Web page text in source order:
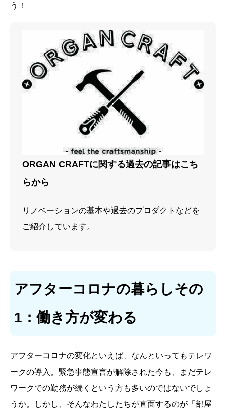
う！
ORGAN CRAFTに関する過去の記事はこち
らから
リノベーションの基本や過去のプロダクトなどを
ご紹介しています。
アフターコロナの暮らしその
1：働き方が変わる
アフターコロナの変化といえば、なんといってもテレワ
ークの導入。緊急事態宣言が解除された今も、まだテレ
ワークでの勤務が続くという方も多いのではないでしょ
うか。しかし、そんなわたしたちが直面するのが「部屋